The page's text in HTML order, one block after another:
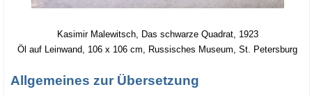
Kasi­mir Male­witsch, Das schwar­ze Qua­drat, 1923
Öl auf Lein­wand, 106 x 106 cm, Rus­si­sches Muse­um, St. Petersburg
Allgemeines zur Übersetzung